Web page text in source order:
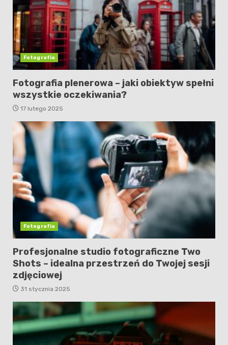
Fotografia
Fotografia plenerowa – jaki obiektyw spełni
wszystkie oczekiwania?
17 lutego 2025
Fotografia
Profesjonalne studio fotograficzne Two
Shots – idealna przestrzeń do Twojej sesji
zdjęciowej
31 stycznia 2025